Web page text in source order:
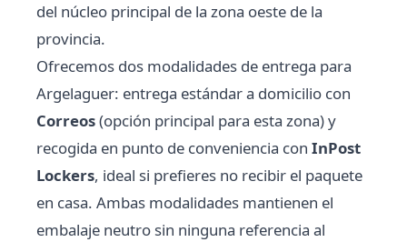
del núcleo principal de la zona oeste de la
provincia.
Ofrecemos dos modalidades de entrega para
Argelaguer: entrega estándar a domicilio con
Correos(opción principal para esta zona) y
recogida en punto de conveniencia con InPost
Lockers, ideal si prefieres no recibir el paquete
en casa. Ambas modalidades mantienen el
embalaje neutro sin ninguna referencia al